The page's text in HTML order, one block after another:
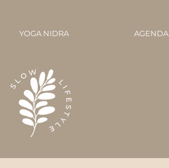
YOGA NIDRA AGENDA